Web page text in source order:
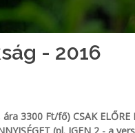
- 2016
3300 Ft/fő) CSAK